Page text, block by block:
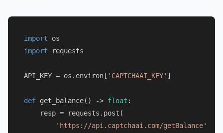
import
import requests
API_KEY = os.environ[ 'CAPTCHAAI_KEY' ]
def get_balance() -> float :
    resp = requests.post(
'https://api.captchaai.com/getBalance'